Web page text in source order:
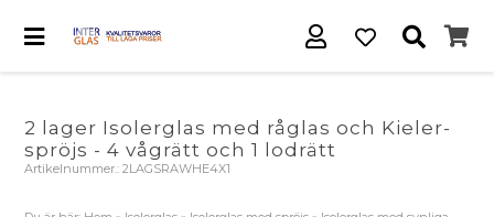
2 lager Isolerglas med råglas och Kieler-
spröjs - 4 vågrätt och 1 lodrätt
Artikelnummer.:2LAGSRAWHE4X1